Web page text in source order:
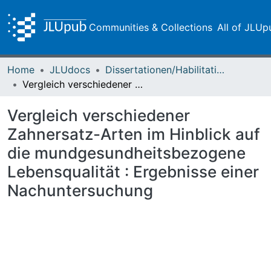
Communities & Collections All of
Home JLUdocs
Dissertationen/Habilitationen
Vergleich verschiedener Zahnersatz-Arten im Hinblick auf die mundgesundheitsbezogene Lebensqualität : Ergebnisse einer Nachuntersuchung
Vergleich verschiedener
Zahnersatz-Arten im Hinblick auf
die mundgesundheitsbezogene
Lebensqualität : Ergebnisse einer
Nachuntersuchung